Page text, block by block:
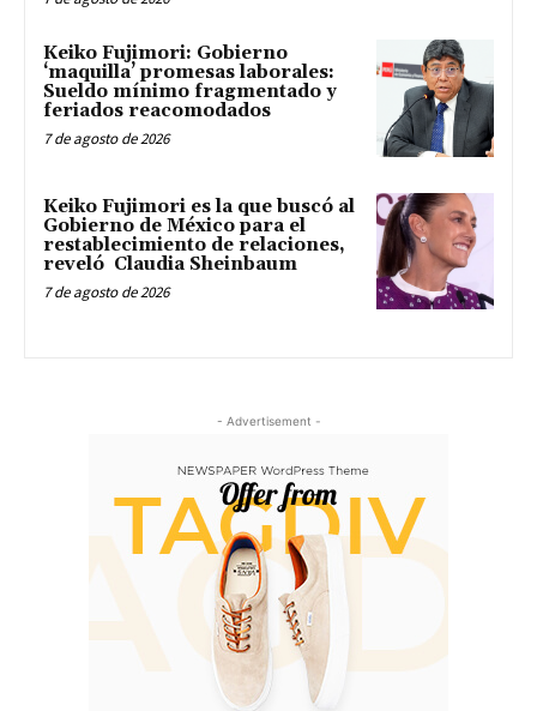
Keiko Fujimori: Gobierno
‘maquilla’ promesas laborales:
Sueldo mínimo fragmentado y
feriados reacomodados
7 de agosto de 2026
Keiko Fujimori es la que buscó al
Gobierno de México para el
restablecimiento de relaciones,
reveló Claudia Sheinbaum
7 de agosto de 2026
- Advertisement -